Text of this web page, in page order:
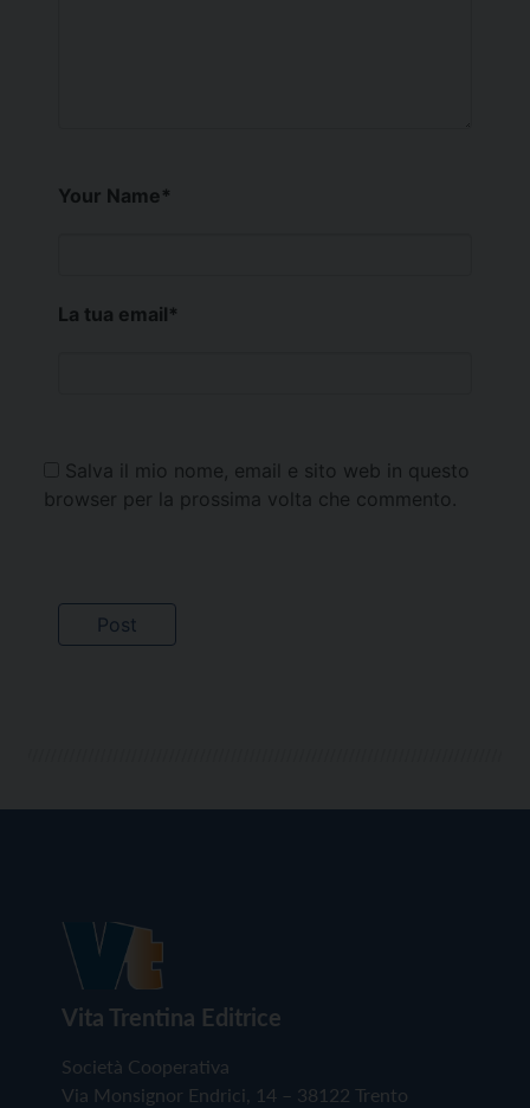
Your Name*
La tua email*
Salva il mio nome, email e sito web in questo
browser per la prossima volta che commento.
Vita Trentina Editrice
Società Cooperativa
Via Monsignor Endrici, 14 – 38122 Trento